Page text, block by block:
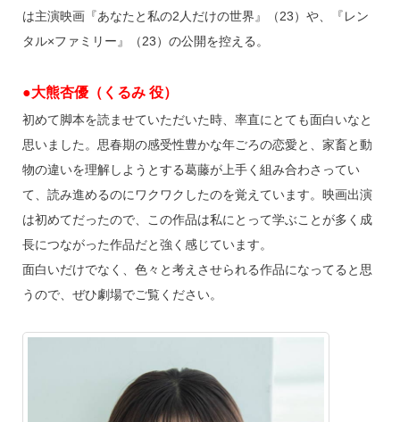
は主演映画『あなたと私の2人だけの世界』（23）や、『レン
タル×ファミリー』（23）の公開を控える。
●大熊杏優（くるみ 役）
初めて脚本を読ませていただいた時、率直にとても面白いなと
思いました。思春期の感受性豊かな年ごろの恋愛と、家畜と動
物の違いを理解しようとする葛藤が上手く組み合わさってい
て、読み進めるのにワクワクしたのを覚えています。映画出演
は初めてだったので、この作品は私にとって学ぶことが多く成
長につながった作品だと強く感じています。
面白いだけでなく、色々と考えさせられる作品になってると思
うので、ぜひ劇場でご覧ください。